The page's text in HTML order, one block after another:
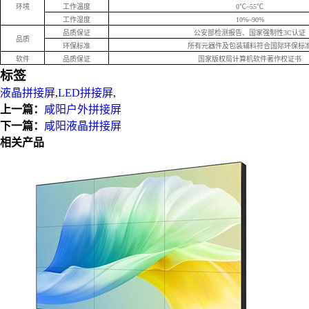
环境 工作温度
0℃~55℃
工作湿度
10%~90%
品质
品质保证
公安部检测报告、国家强制性3C认证
环保标准
所有元器件及包装辅料符合国际环保标
软件
品质保证 国家版权局计算机软件著作权证书
标签
液晶拼接屏,LED拼接屏,
上一篇： 咸阳户外拼接屏
下一篇： 咸阳液晶拼接屏
相关产品